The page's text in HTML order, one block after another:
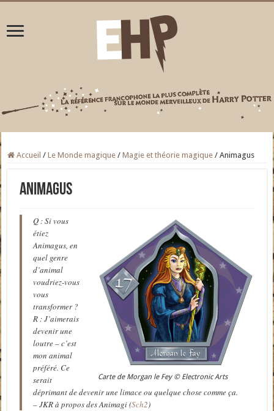
Accueil / Le Monde magique / Magie et théorie magique / Animagus
Animagus
Carte de Morgan le Fey © Electronic Arts
Q : Si vous
étiez
Animagus, en
quel genre
d’animal
voudriez-vous
vous
transformer ?
R : J’aimerais
devenir une
loutre – c’est
mon animal
préféré. Ce
serait
déprimant de devenir une limace ou quelque chose comme ça.
– JKR à propos des Animagi (Sch2)